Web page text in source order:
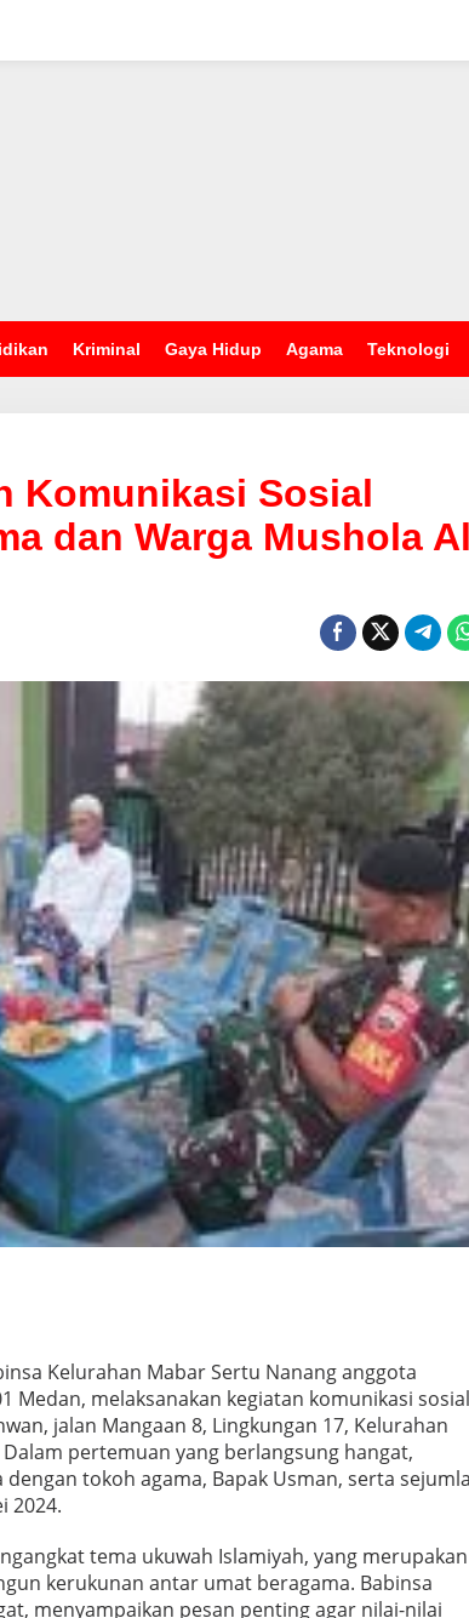
Kriminal Gaya Hidup Agama Teknologi
Komunikasi Sosial
dan Warga Mushola Al
Kelurahan Mabar Sertu Nanang anggota
Medan, melaksanakan kegiatan komunikasi sosial
jalan Mangaan 8, Lingkungan 17, Kelurahan
pertemuan yang berlangsung hangat,
tokoh agama, Bapak Usman, serta
2024.
tema ukuwah Islamiyah, yang merupakan
kerukunan antar umat beragama. Babinsa
menyampaikan pesan penting agar nilai-nilai